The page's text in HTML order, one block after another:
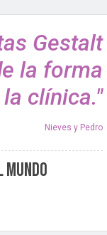
Gestalt
la forma
clínica."
Nieves y Pedro